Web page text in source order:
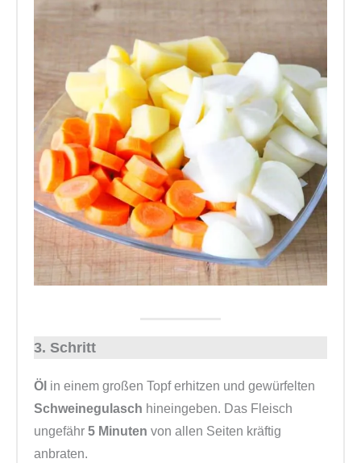
3. Schritt
Öl in einem großen Topf erhitzen und gewürfelten
Schweinegulasch hineingeben. Das Fleisch
ungefähr 5 Minuten von allen Seiten kräftig
anbraten.